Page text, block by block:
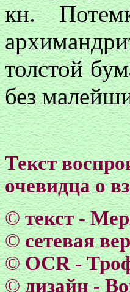
кн.
толстой
без
Текст
очевидца о
© текст -
©сетевая
©OCR -
©дизайн -